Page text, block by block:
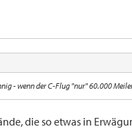
- wenn der C-Flug "nur" 60.000
die so etwas in